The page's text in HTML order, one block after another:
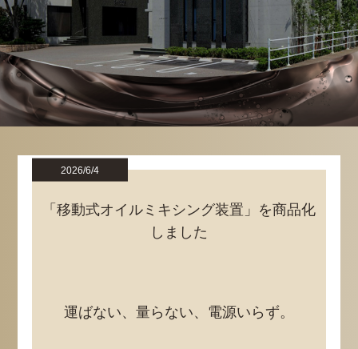
2026/6/4
「移動式オイルミキシング装置」を商品化
しました
運ばない、量らない、電源いらず。